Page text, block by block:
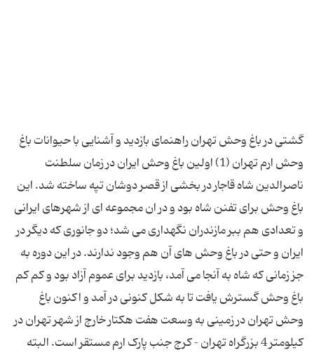
گشتی در باغ وحش تهران راهنمای بازدید و آشنایی با حیوانات باغ
وحش ارم تهران (1) اولین باغ وحش ایران در زمان سلطنت
ناصرالدین شاه قاجار در بخشی از قصر دوشان تپه ساخته شد. این
باغ وحش برای تفنن شاه بود و در ان مجموعه ای از شهرهای ایرانی
و تعدادی هم ببر مازندران نگهداری می شد؛ دو جانوری که دیگر در
ایران و حتی در باغ وحش های آن هم وجود ندارند. در این دوره به
جز زمانی که شاه به آنجا می آمد، بازدید برای عموم آزاد بود و کم کم
باغ وحش گسترش یافت تا به شکل کنونی در آمد و اکنون باغ
وحش تهران در زمینی به وسعت هفت هکتار خارج از شهر تهران در
کیلومتر 4 بزرگراه تهران – کرج جنب پارک ارم مستقر است. البته